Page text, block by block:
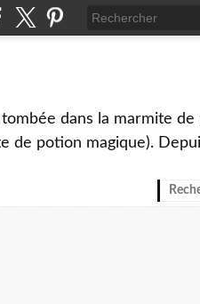
dans la marmite de
de potion magique).